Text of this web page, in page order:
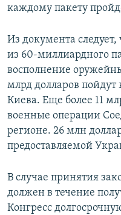
каждому пакету
Из документа следует,
из 60-миллиардного
восполнение
млрд долларов
Киева. Еще более 11
военные операции
регионе. 26 млн
предоставляемой
В случае принятия
должен в течение
Конгресс